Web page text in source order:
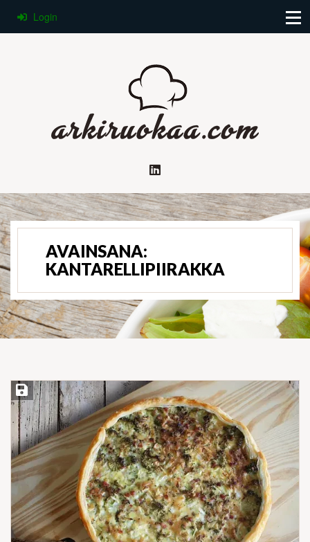
Login
AVAINSANA:
KANTARELLIPIIRAKKA
Save Recipe